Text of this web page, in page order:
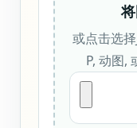
或点击选
P, 动图,